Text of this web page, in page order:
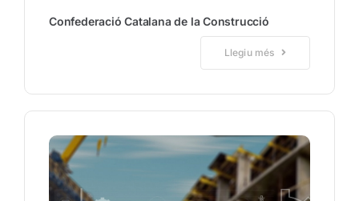
Confederació Catalana de la Construcció
Llegiu més